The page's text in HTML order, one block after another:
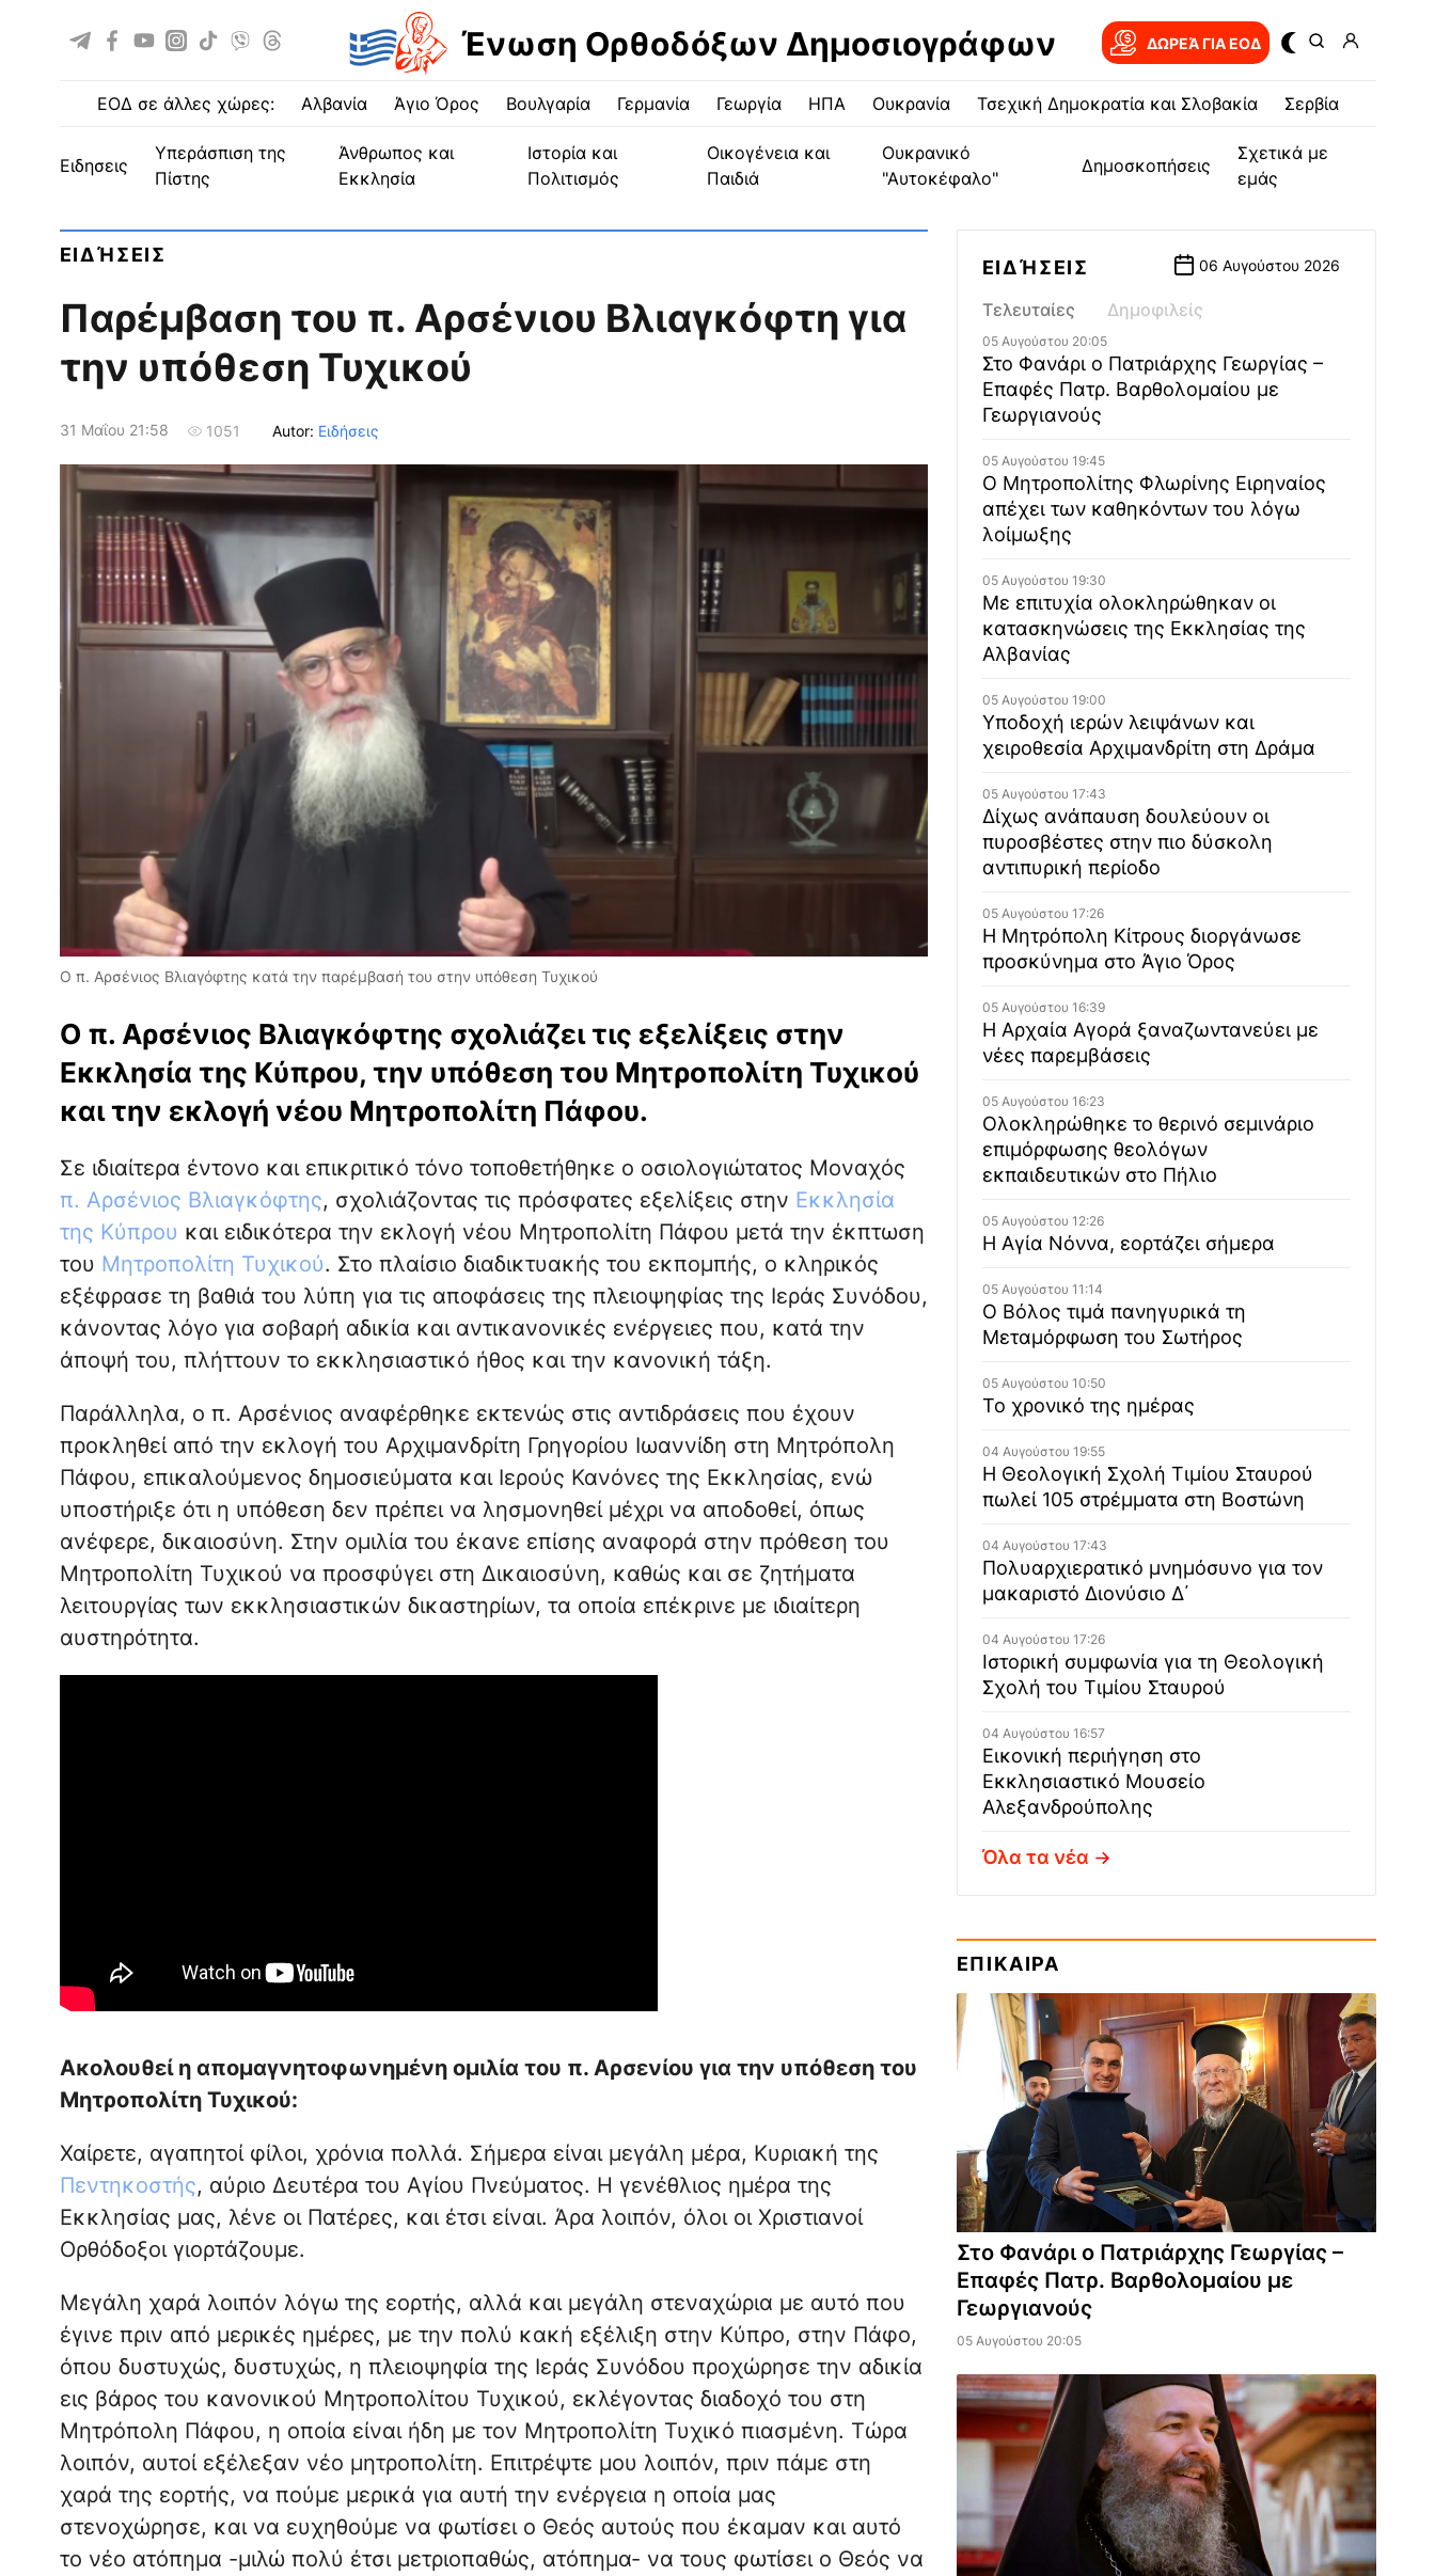
Ένωση Ορθοδόξων Δημοσιογράφων ΔΩΡΕΆ ΓΙΑ EOΔ
ΕΟΔ σε άλλες χώρες: Αλβανία Άγιο Όρος Βουλγαρία Γερμανία Γεωργία ΗΠΑ Ουκρανία Τσεχική Δημοκρατία και Σλοβακία Σερβία
ειδησεις
Υπεράσπιση της
Πίστης
Άνθρωπος και
Εκκλησία
Ιστορία και
Πολιτισμός
Οικογένεια και
Παιδιά
Ουκρανικό
"Αυτοκέφαλο"
Δημοσκοπήσεις
Σχετικά με
εμάς
ΕΙΔΉΣΕΙΣ
Παρέμβαση του π. Αρσένιου Βλιαγκόφτη για
την υπόθεση Τυχικού
31 Μαΐου 21:58 1051 Autor: Ειδήσεις
Ο π. Αρσένιος Βλιαγόφτης κατά την παρέμβασή του στην υπόθεση Τυχικού
Ο π. Αρσένιος Βλιαγκόφτης σχολιάζει τις εξελίξεις στην
Εκκλησία της Κύπρου, την υπόθεση του Μητροπολίτη Τυχικού
και την εκλογή νέου Μητροπολίτη Πάφου.
Σε ιδιαίτερα έντονο και επικριτικό τόνο τοποθετήθηκε ο οσιολογιώτατος Μοναχός
π. Αρσένιος Βλιαγκόφτης, σχολιάζοντας τις πρόσφατες εξελίξεις στην Εκκλησία
της Κύπρου και ειδικότερα την εκλογή νέου Μητροπολίτη Πάφου μετά την έκπτωση
του Μητροπολίτη Τυχικού. Στο πλαίσιο διαδικτυακής του εκπομπής, ο κληρικός
εξέφρασε τη βαθιά του λύπη για τις αποφάσεις της πλειοψηφίας της Ιεράς Συνόδου,
κάνοντας λόγο για σοβαρή αδικία και αντικανονικές ενέργειες που, κατά την
άποψή του, πλήττουν το εκκλησιαστικό ήθος και την κανονική τάξη.
Παράλληλα, ο π. Αρσένιος αναφέρθηκε εκτενώς στις αντιδράσεις που έχουν
προκληθεί από την εκλογή του Αρχιμανδρίτη Γρηγορίου Ιωαννίδη στη Μητρόπολη
Πάφου, επικαλούμενος δημοσιεύματα και Ιερούς Κανόνες της Εκκλησίας, ενώ
υποστήριξε ότι η υπόθεση δεν πρέπει να λησμονηθεί μέχρι να αποδοθεί, όπως
ανέφερε, δικαιοσύνη. Στην ομιλία του έκανε επίσης αναφορά στην πρόθεση του
Μητροπολίτη Τυχικού να προσφύγει στη Δικαιοσύνη, καθώς και σε ζητήματα
λειτουργίας των εκκλησιαστικών δικαστηρίων, τα οποία επέκρινε με ιδιαίτερη
αυστηρότητα.
Ακολουθεί η απομαγνητοφωνημένη ομιλία του π. Αρσενίου για την υπόθεση του
Μητροπολίτη Τυχικού:
Χαίρετε, αγαπητοί φίλοι, χρόνια πολλά. Σήμερα είναι μεγάλη μέρα, Κυριακή της
Πεντηκοστής, αύριο Δευτέρα του Αγίου Πνεύματος. Η γενέθλιος ημέρα της
Εκκλησίας μας, λένε οι Πατέρες, και έτσι είναι. Άρα λοιπόν, όλοι οι Χριστιανοί
Ορθόδοξοι γιορτάζουμε.
Μεγάλη χαρά λοιπόν λόγω της εορτής, αλλά και μεγάλη στεναχώρια με αυτό που
έγινε πριν από μερικές ημέρες, με την πολύ κακή εξέλιξη στην Κύπρο, στην Πάφο,
όπου δυστυχώς, δυστυχώς, η πλειοψηφία της Ιεράς Συνόδου προχώρησε την αδικία
εις βάρος του κανονικού Μητροπολίτου Τυχικού, εκλέγοντας διαδοχό του στη
Μητρόπολη Πάφου, η οποία είναι ήδη με τον Μητροπολίτη Τυχικό πιασμένη. Τώρα
λοιπόν, αυτοί εξέλεξαν νέο μητροπολίτη. Επιτρέψτε μου λοιπόν, πριν πάμε στη
χαρά της εορτής, να πούμε μερικά για αυτή την ενέργεια η οποία μας
στενοχώρησε, και να ευχηθούμε να φωτίσει ο Θεός αυτούς που έκαμαν και αυτό
το νέο ατόπημα -μιλώ πολύ έτσι μετριοπαθώς, ατόπημα- να τους φωτίσει ο Θεός να
ΕΙΔΉΣΕΙΣ 06 Αυγούστου 2026
Τελευταίες Δημοφιλείς
05 Αυγούστου 20:05
Στο Φανάρι ο Πατριάρχης Γεωργίας –
Επαφές Πατρ. Βαρθολομαίου με
Γεωργιανούς
05 Αυγούστου 19:45
Ο Μητροπολίτης Φλωρίνης Ειρηναίος
απέχει των καθηκόντων του λόγω
λοίμωξης
05 Αυγούστου 19:30
Με επιτυχία ολοκληρώθηκαν οι
κατασκηνώσεις της Εκκλησίας της
Αλβανίας
05 Αυγούστου 19:00
Υποδοχή ιερών λειψάνων και
χειροθεσία Αρχιμανδρίτη στη Δράμα
05 Αυγούστου 17:43
Δίχως ανάπαυση δουλεύουν οι
πυροσβέστες στην πιο δύσκολη
αντιπυρική περίοδο
05 Αυγούστου 17:26
Η Μητρόπολη Κίτρους διοργάνωσε
προσκύνημα στο Άγιο Όρος
05 Αυγούστου 16:39
Η Αρχαία Αγορά ξαναζωντανεύει με
νέες παρεμβάσεις
05 Αυγούστου 16:23
Ολοκληρώθηκε το θερινό σεμινάριο
επιμόρφωσης θεολόγων
εκπαιδευτικών στο Πήλιο
05 Αυγούστου 12:26
Η Αγία Νόννα, εορτάζει σήμερα
05 Αυγούστου 11:14
Ο Βόλος τιμά πανηγυρικά τη
Μεταμόρφωση του Σωτήρος
05 Αυγούστου 10:50
Το χρονικό της ημέρας
04 Αυγούστου 19:55
Η Θεολογική Σχολή Τιμίου Σταυρού
πωλεί 105 στρέμματα στη Βοστώνη
04 Αυγούστου 17:43
Πολυαρχιερατικό μνημόσυνο για τον
μακαριστό Διονύσιο Δ΄
04 Αυγούστου 17:26
Ιστορική συμφωνία για τη Θεολογική
Σχολή του Τιμίου Σταυρού
04 Αυγούστου 16:57
Εικονική περιήγηση στο
Εκκλησιαστικό Μουσείο
Αλεξανδρούπολης
Όλα τα νέα
ΕΠΙΚΑΙΡΑ
Στο Φανάρι ο Πατριάρχης Γεωργίας –
Επαφές Πατρ. Βαρθολομαίου με
Γεωργιανούς
05 Αυγούστου 20:05